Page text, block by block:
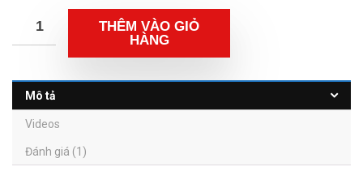
THÊM VÀO GIỎ
HÀNG
Mô tả
Videos
Đánh giá (1)